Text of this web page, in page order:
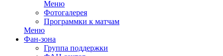
Меню
Фотогалерея
Программки к матчам
Меню
Фан-зона
Группа поддержки